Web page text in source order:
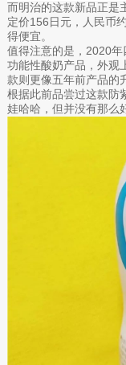
而明治的这款新品正是
定价156日元，人民币
得便宜。
值得注意的是，2020年
功能性酸奶产品，外观
款则更像五年前产品的
根据此前品尝过这款防
娃哈哈，但并没有那么